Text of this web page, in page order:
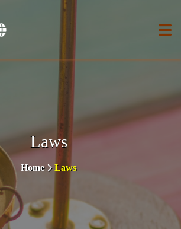
Laws
Home Laws